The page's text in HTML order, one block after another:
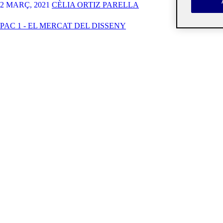
2 MARÇ, 2021 CÈLIA ORTIZ PARELLA
PAC 1 - EL MERCAT DEL DISSENY